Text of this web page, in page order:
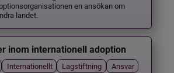
en ansökan om
landet.
inom internationell adoption
Internationellt Lagstiftning
Ansvar